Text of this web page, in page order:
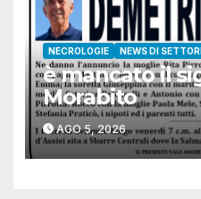
NECROLOGIE NEWS DI
è mancato il
Morabito
AGO 5, 2026